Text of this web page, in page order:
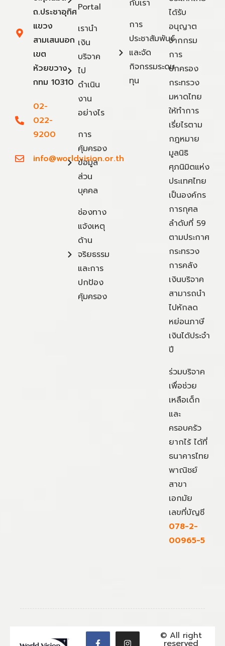
ถ.ประชาอุทิศ
แขวง
สามเสนนอก
เขต
ห้วยขวาง
กทม 10310
02-
022-
9200
info@worldvision.or.th
Portal
เรานำ
เงิน
บริจาค
ไป
ดำเนิน
งาน
อย่างไร
การ
คุ้มครอง
ข้อมูล
ส่วน
บุคคล
ช่องทาง
แจ้งเหตุ
ด้าน
จริยธรรม
และการ
ปกป้อง
คุ้มครอง
กับเรา
การ
ประชาสัมพันธ์
และจัด
กิจกรรมระดม
ทุน
ได้รับ
อนุญาต
จากกรม
การ
ปกครอง
กระทรวง
มหาดไทย
ให้ทำการ
เรี่ยไรตาม
กฎหมาย
มูลนิธิ
ศุภนิมิตแห่ง
ประเทศไทย
เป็นองค์กร
การกุศล
ลำดับที่ 59
ตามประกาศ
กระทรวง
การคลัง
เงินบริจาค
สามารถนำ
ไปหักลด
หย่อนภาษี
เงินได้ประจำ
ปี
ร่วมบริจาค
เพื่อช่วย
เหลือเด็ก
และ
ครอบครัว
ยากไร้ ได้ที่
ธนาคารไทย
พาณิชย์
สาขา
เอกมัย
เลขที่บัญชี
078-2-
00965-5
© All right
reserved